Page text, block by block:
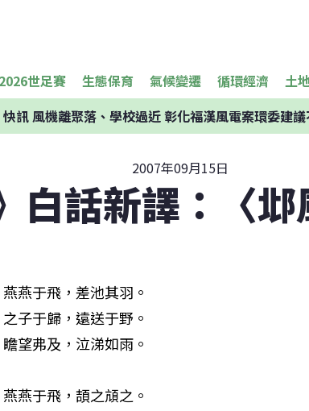
世足賽 生態保育 氣候變遷 循環經濟 土
快訊風機離聚落、學校過近 彰化福漢風電案環委建
2007年09月15日
白話新譯：〈邶
燕燕于飛，差池其羽。
之子于歸，遠送于野。
瞻望弗及，泣涕如雨。
燕燕于飛，頡之頏之。